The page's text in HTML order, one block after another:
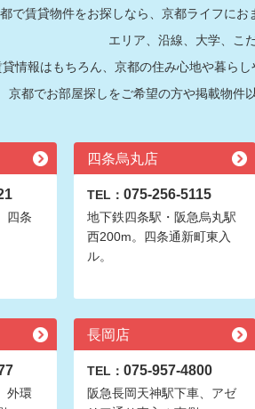
で賃貸物件をお探しなら、京都ライフに
エリア、沿線、大学、こ
貸情報はもちろん、京都の住み心地や暮ら
京都でお部屋探しをご希望の方や掲載物件
四条
四条烏丸店
TEL： 075-256-5115
地下鉄四条駅・阪急烏丸駅
西200m。四条通新町東入
ル。
外環
長岡店
TEL： 075-957-4800
阪急長岡天神駅下車、アゼ